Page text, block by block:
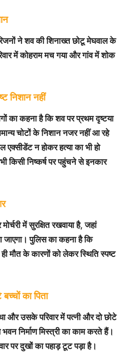
ने शव की शिनाख्त छोटू मेघवाल के
में कोहराम मच गया और गांव में शोक
निशान नहीं
का कहना है कि शव पर प्रथम दृष्टया
चोटों के निशान नजर नहीं आ रहे
न होकर हत्या का भी हो
किसी निष्कर्ष पर पहुंचने से इनकार
में सुरक्षित रखवाया है, जहां
जाएगा। पुलिस का कहना है कि
ही मौत के कारणों को लेकर स्थिति स्पष्ट
का पिता
और उसके परिवार में पत्नी और दो छोटे
निर्माण मिस्त्री का काम करते हैं।
पर दुखों का पहाड़ टूट पड़ा है।